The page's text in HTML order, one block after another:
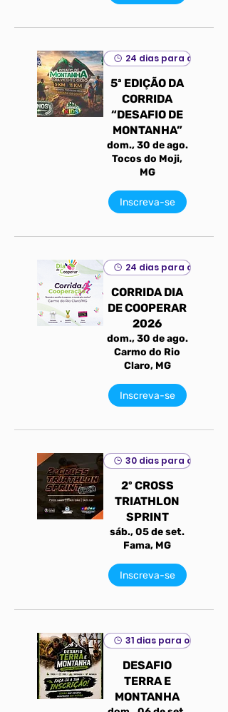
24 dias para o evento
5ª EDIÇÃO DA
CORRIDA
“DESAFIO DE
MONTANHA”
dom., 30 de ago.
Tocos do Moji,
MG
Inscreva-se
24 dias para o evento
CORRIDA DIA
DE COOPERAR
2026
dom., 30 de ago.
Carmo do Rio
Claro, MG
Inscreva-se
30 dias para o evento
2º CROSS
TRIATHLON
SPRINT
sáb., 05 de set.
Fama, MG
Inscreva-se
31 dias para o evento
DESAFIO
TERRA E
MONTANHA